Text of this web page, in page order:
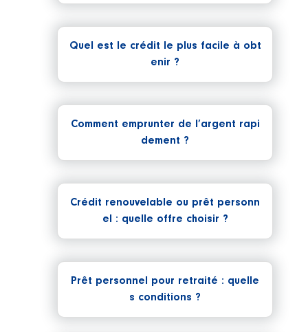
Quel est le crédit le plus facile à obt
enir ?
Comment emprunter de l’argent rapi
dement ?
Crédit renouvelable ou prêt personn
el : quelle offre choisir ?
Prêt personnel pour retraité : quelle
s conditions ?